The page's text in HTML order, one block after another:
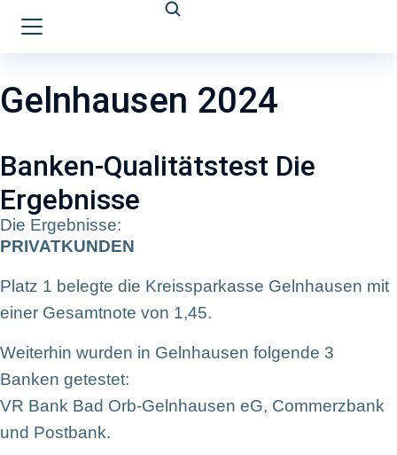
Gelnhausen 2024
Banken-Qualitätstest Die
Ergebnisse
Die Ergebnisse:
PRIVATKUNDEN
Platz 1 belegte die Kreissparkasse Gelnhausen mit
einer Gesamtnote von 1,45.
Weiterhin wurden in Gelnhausen folgende 3
Banken getestet:
VR Bank Bad Orb-Gelnhausen eG, Commerzbank
und Postbank.